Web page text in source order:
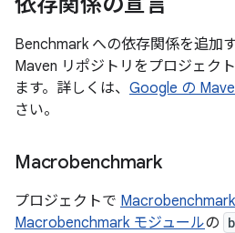
Benchmark への依存関係を追加
Maven リポジトリをプロジェク
ます。詳しくは、 Google の
さい。
Macrobenchmark
プロジェクトで Macrobenchmark
Macrobenchmark モジュールの